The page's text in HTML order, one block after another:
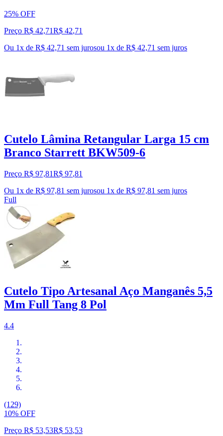
25% OFF
Preço R$ 42,71R$ 42,71
Ou 1x de R$ 42,71 sem jurosou 1x de R$ 42,71 sem juros
Cutelo Lâmina Retangular Larga 15 cm
Branco Starrett BKW509-6
Preço R$ 97,81R$ 97,81
Ou 1x de R$ 97,81 sem jurosou 1x de R$ 97,81 sem juros
Full
Cutelo Tipo Artesanal Aço Manganês 5,5
Mm Full Tang 8 Pol
4.4
(129)
10% OFF
Preço R$ 53,53R$ 53,53